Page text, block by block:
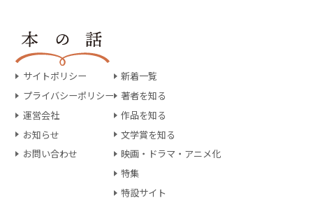
サイトポリシー
プライバシーポリシー
運営会社
お知らせ
お問い合わせ
新着一覧
著者を知る
作品を知る
文学賞を知る
映画・ドラマ・アニメ化
特集
特設サイト